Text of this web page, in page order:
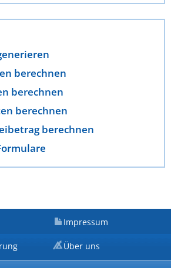
berechnen
berechnen
berechnen
berechnen
Impressum
Über uns